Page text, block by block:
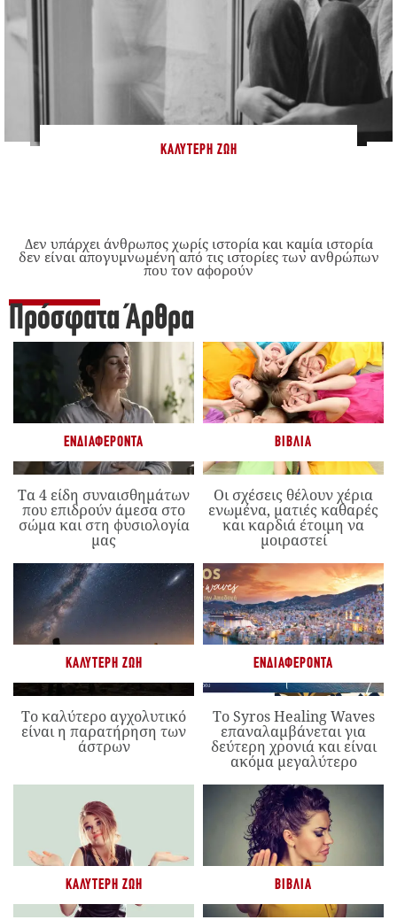
ΚΑΛΎΤΕΡΗ ΖΩΉ
Δεν υπάρχει άνθρωπος χωρίς ιστορία και καμία ιστορία
δεν είναι απογυμνωμένη από τις ιστορίες των ανθρώπων
που τον αφορούν
Πρόσφατα Άρθρα
ΕΝΔΙΑΦΈΡΟΝΤΑ
Τα 4 είδη συναισθημάτων
που επιδρούν άμεσα στο
σώμα και στη φυσιολογία
μας
ΒΙΒΛΊΑ
Οι σχέσεις θέλουν χέρια
ενωμένα, ματιές καθαρές
και καρδιά έτοιμη να
μοιραστεί
ΚΑΛΎΤΕΡΗ ΖΩΉ
Το καλύτερο αγχολυτικό
είναι η παρατήρηση των
άστρων
ΕΝΔΙΑΦΈΡΟΝΤΑ
Το Syros Healing Waves
επαναλαμβάνεται για
δεύτερη χρονιά και είναι
ακόμα μεγαλύτερο
ΚΑΛΎΤΕΡΗ ΖΩΉ ΒΙΒΛΊΑ